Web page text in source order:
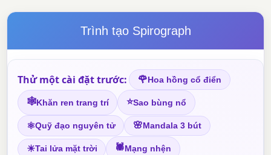
Trình tạo Spirograph
Thử một cài đặt trước: 🌹Hoa hồng cổ điển
🕸Khăn ren trang trí ⭐Sao bùng nổ
⚛Quỹ đạo nguyên tử 🌸 Mandala 3 bút
☀Tai lửa mặt trời 🕷 Mạng nhện